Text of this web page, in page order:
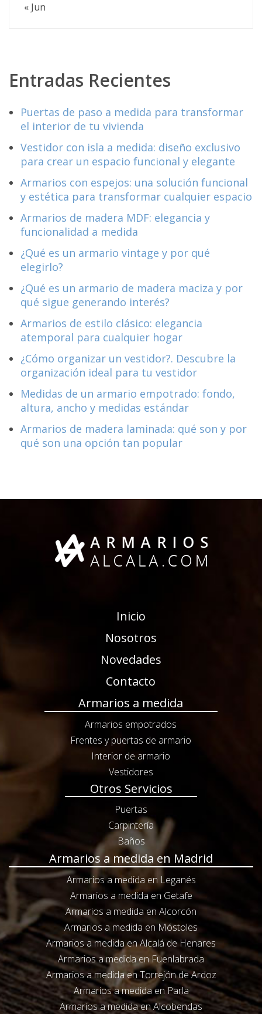
« Jun
Entradas Recientes
Puertas de paso a medida para transformar
el interior de tu vivienda
Vestidor con isla a medida: diseño exclusivo
para crear un espacio funcional y elegante
Armarios con espejos: una solución funcional
y estética para transformar cualquier espacio
Armarios de madera MDF: elegancia y
funcionalidad a medida
¿Qué es un armario vintage y por qué
elegirlo?
¿Qué es un armario de madera maciza y por
qué sigue generando interés?
Armarios de estilo clásico: elegancia
atemporal para cualquier hogar
¿Cómo organizar un vestidor?. Descubre la
organización ideal para tu vestidor
Medidas de un armario empotrado: fondo,
altura, ancho y medidas estándar
Armarios de madera laminada: qué son y por
qué son una opción tan popular
Inicio
Nosotros
Novedades
Contacto
Armarios a medida
Armarios empotrados
Frentes y puertas de armario
Interior de armario
Vestidores
Otros Servicios
Puertas
Carpintería
Baños
Armarios a medida en Madrid
Armarios a medida en Leganés
Armarios a medida en Getafe
Armarios a medida en Alcorcón
Armarios a medida en Móstoles
Armarios a medida en Alcalá de Henares
Armarios a medida en Fuenlabrada
Armarios a medida en Torrejón de Ardoz
Armarios a medida en Parla
Armarios a medida en Alcobendas